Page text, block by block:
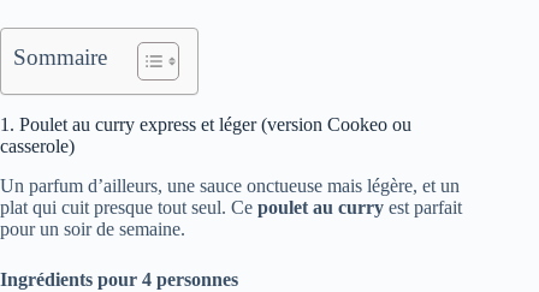
Sommaire
1. Poulet au curry express et léger (version Cookeo ou
casserole)
Un parfum d’ailleurs, une sauce onctueuse mais légère, et un
plat qui cuit presque tout seul. Ce poulet au curry est parfait
pour un soir de semaine.
Ingrédients pour 4 personnes